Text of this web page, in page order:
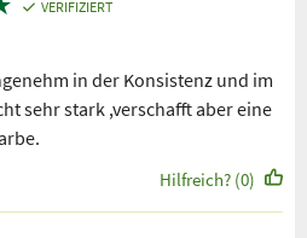
VERIFIZIERT
in der Konsistenz und im
sehr stark ,verschafft aber eine
Hilfreich? (0)